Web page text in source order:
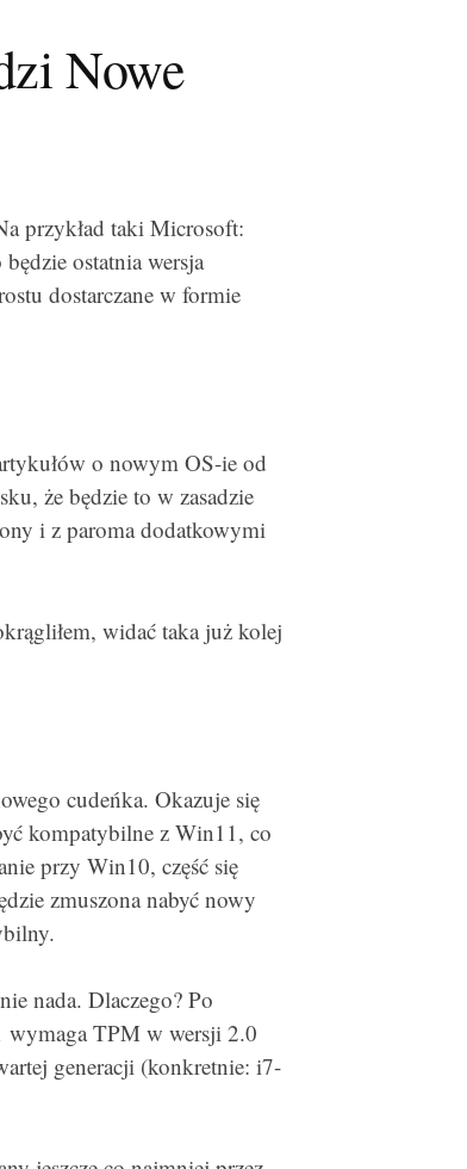
Nowe
przykład taki Microsoft:
ostatnia wersja
dostarczane w formie
o nowym OS-ie od
że będzie to w zasadzie
i z paroma dodatkowymi
widać taka już kolej
cudeńka. Okazuje się
kompatybilne z Win11, co
przy Win10, część się
zmuszona nabyć nowy
nada. Dlaczego? Po
wymaga TPM w wersji 2.0
generacji (konkretnie: i7-